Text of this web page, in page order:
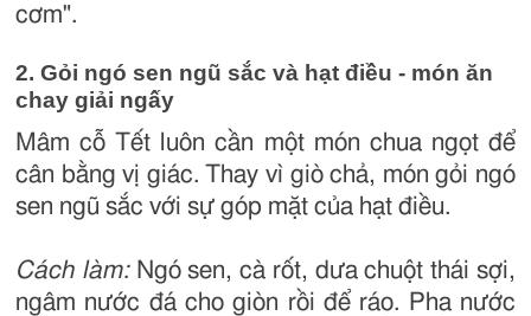
cơm".
2. Gỏi ngó sen ngũ sắc và hạt điều - món ăn
chay giải ngấy
Mâm cỗ Tết luôn cần một món chua ngọt để
cân bằng vị giác. Thay vì giò chả, món gỏi ngó
sen ngũ sắc với sự góp mặt của hạt điều.
Cách làm:Ngó sen, cà rốt, dưa chuột thái sợi,
ngâm nước đá cho giòn rồi để ráo. Pha nước